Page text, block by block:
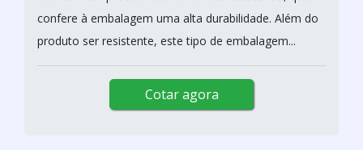
confere à embalagem uma alta durabilidade. Além do
produto ser resistente, este tipo de embalagem...
Cotar agora